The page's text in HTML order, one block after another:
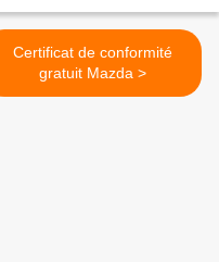
Certificat de conformité
gratuit Mazda >